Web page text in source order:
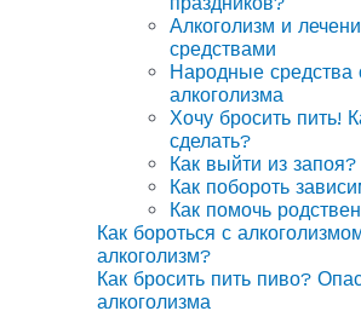
Алкоголизм и
средствами
Народные средства
алкоголизма
Хочу бросить пить!
сделать?
Как выйти из запоя?
Как побороть
Как помочь
Как бороться с
алкоголизм?
Как бросить пить пиво?
алкоголизма